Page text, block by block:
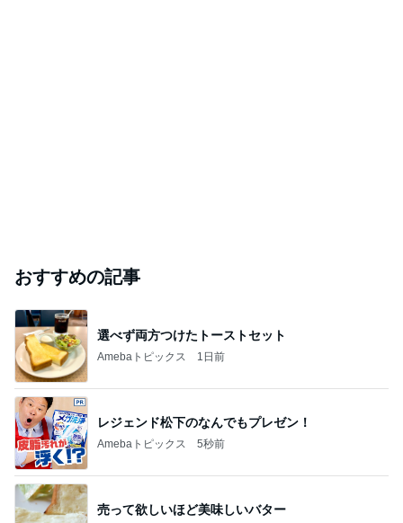
おすすめの記事
選べず両方つけたトーストセット
Amebaトピックス 1日前
レジェンド松下のなんでもプレゼン！
Amebaトピックス 5秒前
売って欲しいほど美味しいバター